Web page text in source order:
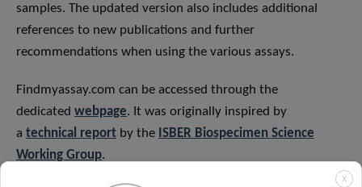
samples. The updated version also includes additional
references to new publications and further
recommendations when using the various assays.
Findmyassay.com can be accessed through the
dedicated webpage. It was originally inspired by
a technical report by the ISBER Biospecimen Science
Working Group.
X